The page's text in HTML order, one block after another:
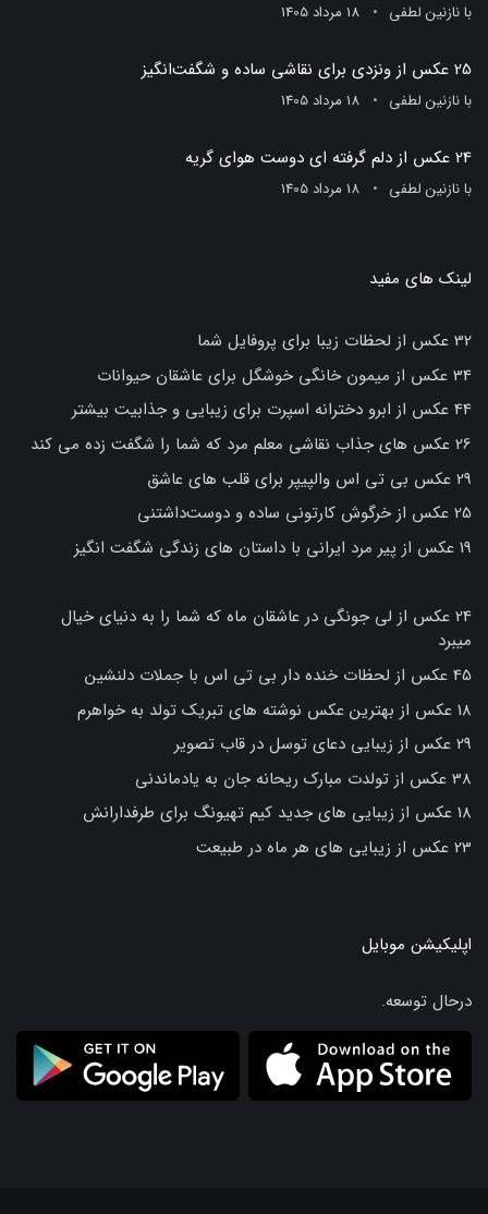
بانازنین لطفی 18 مرداد 1405
25 عکس از ونزدی برای نقاشی ساده و شگفت‌انگیز
بانازنین لطفی 18 مرداد 1405
24 عکس از دلم گرفته ای دوست هوای گریه
بانازنین لطفی 18 مرداد 1405
لینک های مفید
32 عکس از لحظات زیبا برای پروفایل شما
34 عکس از میمون خانگی خوشگل برای عاشقان حیوانات
44 عکس از ابرو دخترانه اسپرت برای زیبایی و جذابیت بیشتر
26 عکس های جذاب نقاشی معلم مرد که شما را شگفت زده می کند
29 عکس بی تی اس والپیپر برای قلب های عاشق
25 عکس از خرگوش کارتونی ساده و دوست‌داشتنی
19 عکس از پیر مرد ایرانی با داستان های زندگی شگفت انگیز
24 عکس از لی جونگی در عاشقان ماه که شما را به دنیای خیال
میبرد
45 عکس از لحظات خنده دار بی تی اس با جملات دلنشین
18 عکس از بهترین عکس نوشته های تبریک تولد به خواهرم
29 عکس از زیبایی دعای توسل در قاب تصویر
38 عکس از تولدت مبارک ریحانه جان به یادماندنی
18 عکس از زیبایی های جدید کیم تهیونگ برای طرفدارانش
23 عکس از زیبایی های هر ماه در طبیعت
اپلیکیشن موبایل
درحال توسعه.